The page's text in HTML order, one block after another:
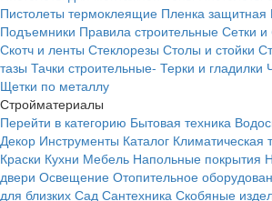
Пистолеты термоклеящие Пленка защитная
Подъемники Правила строительные Сетки и
Скотч и ленты Стеклорезы Столы и стойки
тазы Тачки строительные- Терки и гладилки
Щетки по металлу
Стройматериалы
Перейти в категорию Бытовая техника
Декор Инструменты Каталог Климатическая
Краски Кухни Мебель Напольные покрытия
двери Освещение Отопительное
для близких Сад Сантехника Скобяные